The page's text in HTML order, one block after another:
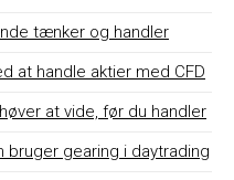
tænker og handler
at handle aktier med CFD
at vide, før du handler
bruger gearing i daytrading